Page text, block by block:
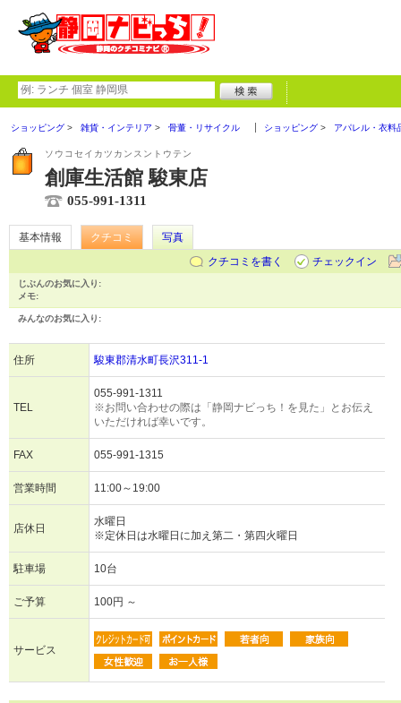
ショッピング 雑貨・インテリア 骨董・リサイクル ショッピング アパレル・衣料
ソウコセイカツカンスントウテン
創庫生活館 駿東店
055-991-1311
基本情報 クチコミ
写真
クチコミを書く
チェックイン
じぶんのお気に入り:
メモ:
みんなのお気に入り:
住所 駿東郡清水町長沢311-1
TEL
055-991-1311
※お問い合わせの際は「静岡ナビっち！を見た」とお伝え
いただければ幸いです。
FAX 055-991-1315
営業時間 11:00～19:00
店休日
水曜日
※定休日は水曜日に加え第二・第四火曜日
駐車場 10台
ご予算 100円 ～
サービス